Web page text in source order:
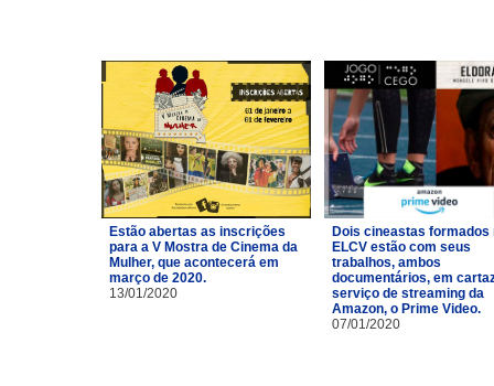
Estão abertas as inscrições
para a V Mostra de Cinema da
Mulher, que acontecerá em
março de 2020.
13/01/2020
Dois cineastas formados
ELCV estão com seus
trabalhos, ambos
documentários, em
serviço de streaming da
Amazon, o Prime Video.
07/01/2020